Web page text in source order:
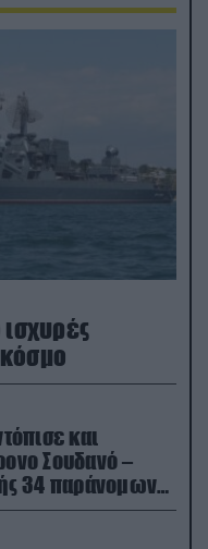
ισχυρές
και
Σουδανό –
34 παράνομων